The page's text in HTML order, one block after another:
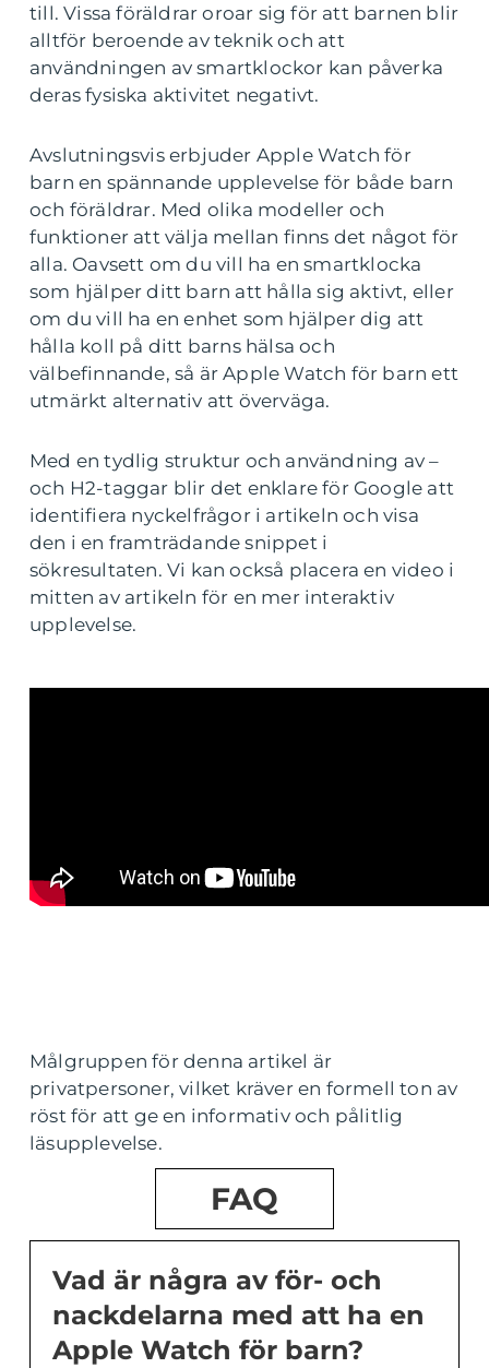
till. Vissa föräldrar oroar sig för att barnen blir
alltför beroende av teknik och att
användningen av smartklockor kan påverka
deras fysiska aktivitet negativt.
Avslutningsvis erbjuder Apple Watch för
barn en spännande upplevelse för både barn
och föräldrar. Med olika modeller och
funktioner att välja mellan finns det något för
alla. Oavsett om du vill ha en smartklocka
som hjälper ditt barn att hålla sig aktivt, eller
om du vill ha en enhet som hjälper dig att
hålla koll på ditt barns hälsa och
välbefinnande, så är Apple Watch för barn ett
utmärkt alternativ att överväga.
Med en tydlig struktur och användning av –
och H2-taggar blir det enklare för Google att
identifiera nyckelfrågor i artikeln och visa
den i en framträdande snippet i
sökresultaten. Vi kan också placera en video i
mitten av artikeln för en mer interaktiv
upplevelse.
Målgruppen för denna artikel är
privatpersoner, vilket kräver en formell ton av
röst för att ge en informativ och pålitlig
läsupplevelse.
FAQ
Vad är några av för- och
nackdelarna med att ha en
Apple Watch för barn?